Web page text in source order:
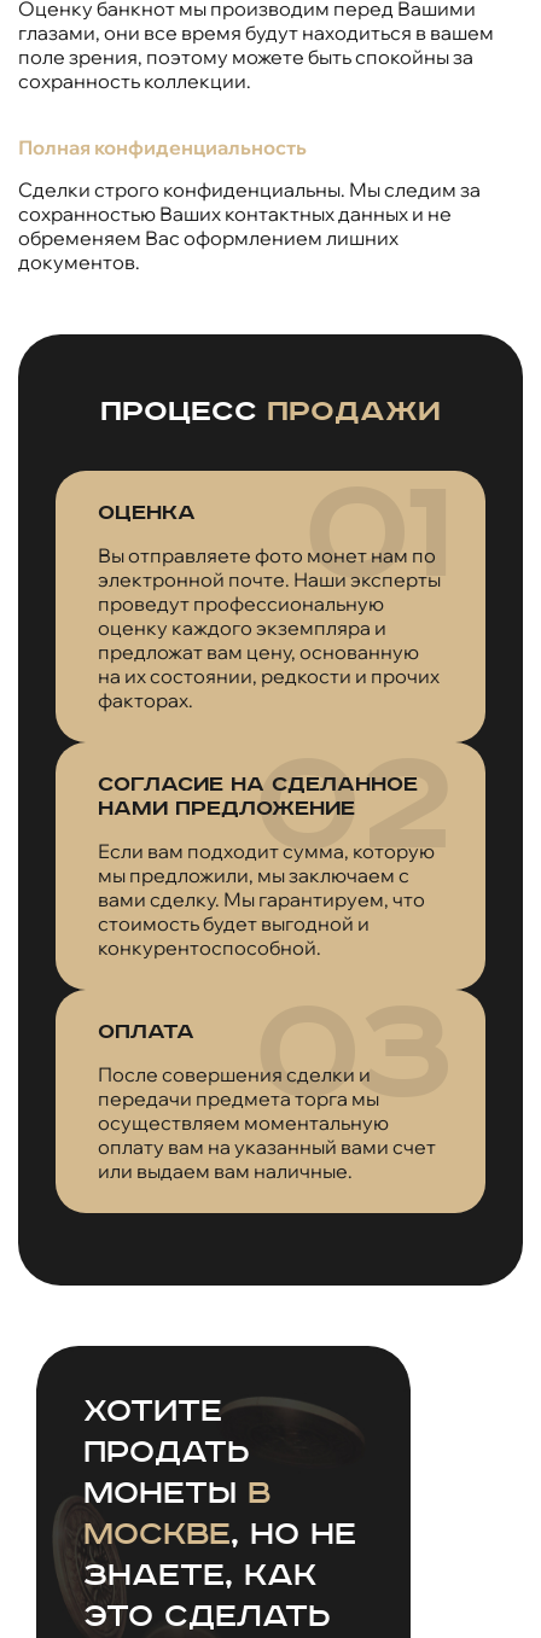
Оценку банкнот мы производим перед Вашими
глазами, они все время будут находиться в вашем
поле зрения, поэтому можете быть спокойны за
сохранность коллекции.
Полная конфиденциальность
Сделки строго конфиденциальны. Мы следим за
сохранностью Ваших контактных данных и не
обременяем Вас оформлением лишних
документов.
Процесс продажи
Оценка
Вы отправляете фото монет нам по
электронной почте. Наши эксперты
проведут профессиональную
оценку каждого экземпляра и
предложат вам цену, основанную
на их состоянии, редкости и прочих
факторах.
Согласие на сделанное
нами предложение
Если вам подходит сумма, которую
мы предложили, мы заключаем с
вами сделку. Мы гарантируем, что
стоимость будет выгодной и
конкурентоспособной.
Оплата
После совершения сделки и
передачи предмета торга мы
осуществляем моментальную
оплату вам на указанный вами счет
или выдаем вам наличные.
Хотите
продать
монеты в
Москве, но не
знаете, как
это сделать